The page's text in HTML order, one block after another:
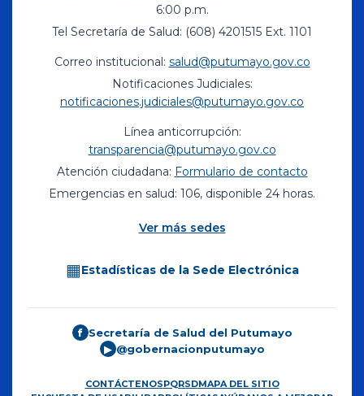
6:00 p.m.
Tel Secretaría de Salud: (608) 4201515 Ext. 1101
Correo institucional: salud@putumayo.gov.co
Notificaciones Judiciales:
notificaciones.judiciales@putumayo.gov.co
Línea anticorrupción:
transparencia@putumayo.gov.co
Atención ciudadana: Formulario de contacto
Emergencias en salud: 106, disponible 24 horas.
Ver más sedes
▦Estadísticas de la Sede Electrónica
f Secretaría de Salud del Putumayo
▶ @gobernacionputumayo
CONTÁCTENOSPQRSDMAPA DEL SITIO